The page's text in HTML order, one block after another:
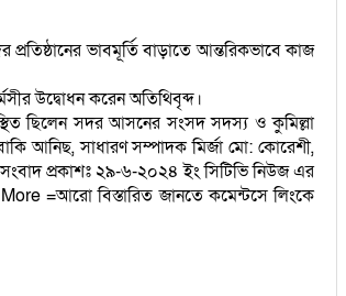
ভাবমূর্তি বাড়াতে আন্তরিকভাবে কাজ
উদ্বোধন করেন অতিথিবৃব্দ।
ছিলেন সদর আসনের সংসদ সদস্য ও কুমিল্লা
আনিছ, সাধারণ সম্পাদক মির্জা মো: কোরেশী,
প্রকাশঃ ২৯-৬-২০২৪ ইং সিটিভি নিউজ এর
=আরো বিস্তারিত জানতে কমেন্টসে লিংকে